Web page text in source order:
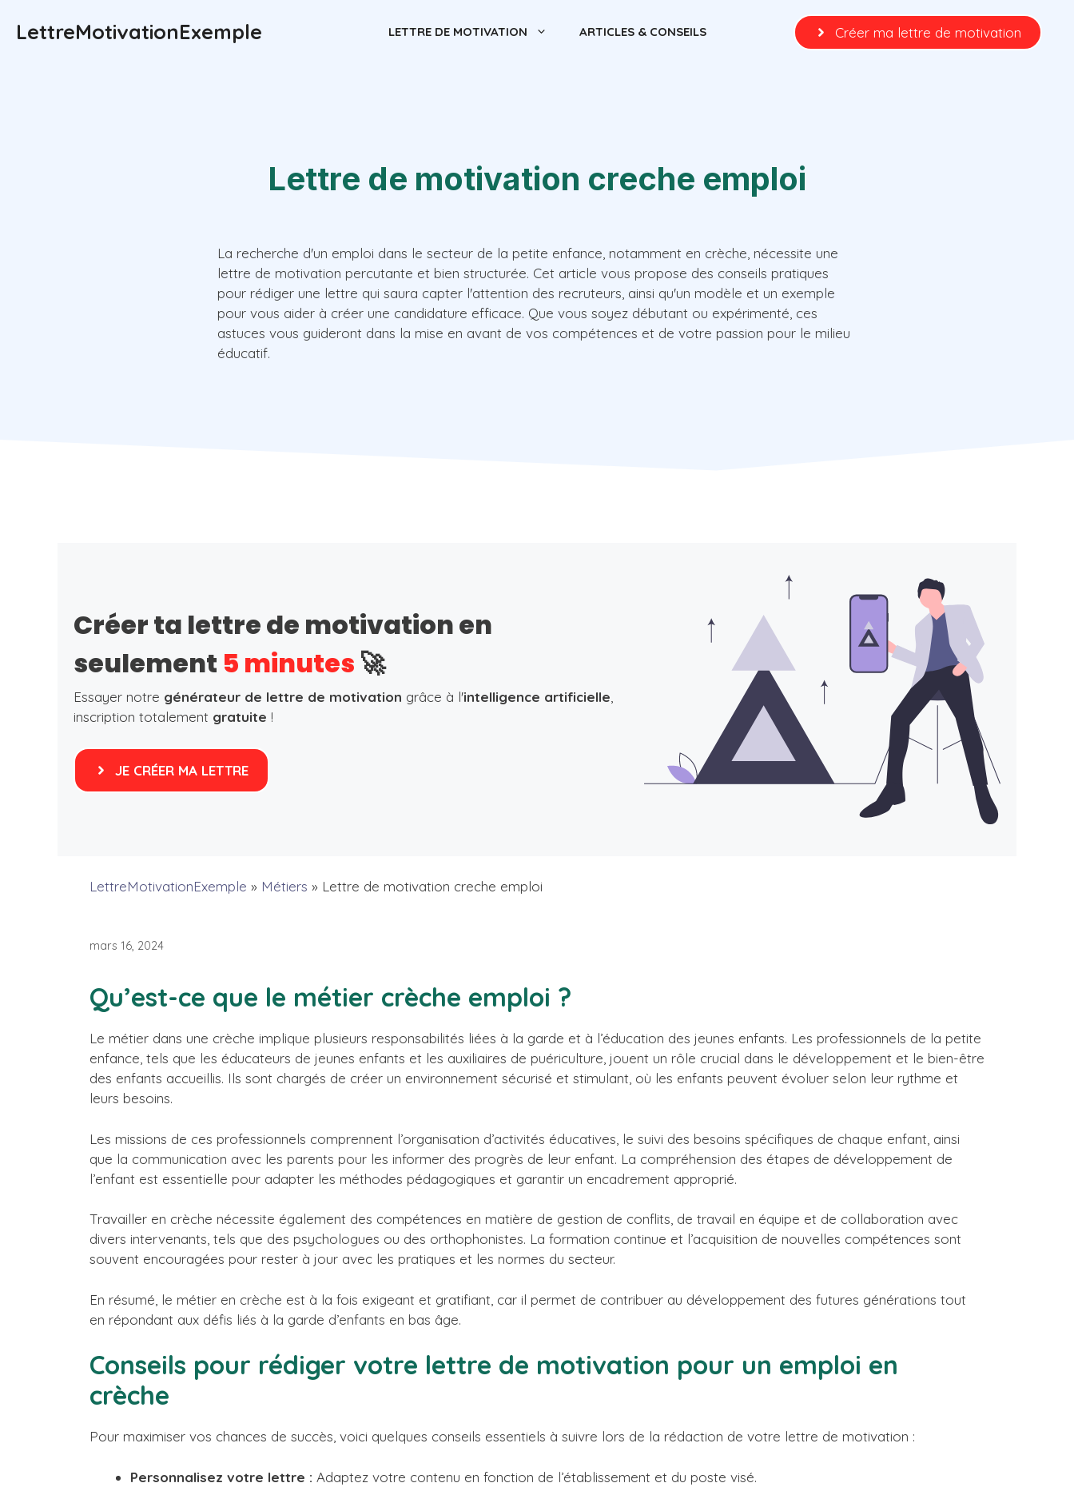
LettreMotivationExemple LETTRE DE MOTIVATION ARTICLES & CONSEILS Créer ma lettre de motivation
Lettre de motivation creche emploi
La recherche d'un emploi dans le secteur de la petite enfance, notamment en crèche, nécessite une
lettre de motivation percutante et bien structurée. Cet article vous propose des conseils pratiques
pour rédiger une lettre qui saura capter l'attention des recruteurs, ainsi qu'un modèle et un exemple
pour vous aider à créer une candidature efficace. Que vous soyez débutant ou expérimenté, ces
astuces vous guideront dans la mise en avant de vos compétences et de votre passion pour le milieu
éducatif.
Créer ta lettre de motivation en
seulement 5 minutes 🚀
Essayer notre générateur de lettre de motivation grâce à l'intelligence artificielle,
inscription totalement gratuite !
JE CRÉER MA LETTRE
LettreMotivationExemple » Métiers » Lettre de motivation creche emploi
mars 16, 2024
Qu’est-ce que le métier crèche emploi ?
Le métier dans une crèche implique plusieurs responsabilités liées à la garde et à l’éducation des jeunes enfants. Les professionnels de la petite
enfance, tels que les éducateurs de jeunes enfants et les auxiliaires de puériculture, jouent un rôle crucial dans le développement et le bien-être
des enfants accueillis. Ils sont chargés de créer un environnement sécurisé et stimulant, où les enfants peuvent évoluer selon leur rythme et
leurs besoins.
Les missions de ces professionnels comprennent l’organisation d’activités éducatives, le suivi des besoins spécifiques de chaque enfant, ainsi
que la communication avec les parents pour les informer des progrès de leur enfant. La compréhension des étapes de développement de
l’enfant est essentielle pour adapter les méthodes pédagogiques et garantir un encadrement approprié.
Travailler en crèche nécessite également des compétences en matière de gestion de conflits, de travail en équipe et de collaboration avec
divers intervenants, tels que des psychologues ou des orthophonistes. La formation continue et l’acquisition de nouvelles compétences sont
souvent encouragées pour rester à jour avec les pratiques et les normes du secteur.
En résumé, le métier en crèche est à la fois exigeant et gratifiant, car il permet de contribuer au développement des futures générations tout
en répondant aux défis liés à la garde d’enfants en bas âge.
Conseils pour rédiger votre lettre de motivation pour un emploi en
crèche
Pour maximiser vos chances de succès, voici quelques conseils essentiels à suivre lors de la rédaction de votre lettre de motivation :
Personnalisez votre lettre : Adaptez votre contenu en fonction de l’établissement et du poste visé.